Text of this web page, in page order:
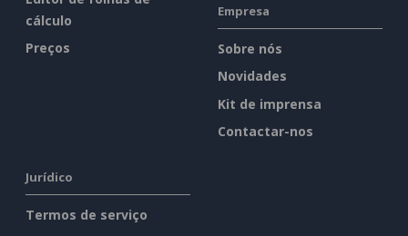
cálculo
Preços
Empresa
Sobre nós
Novidades
Kit de imprensa
Contactar-nos
Jurídico
Termos de serviço